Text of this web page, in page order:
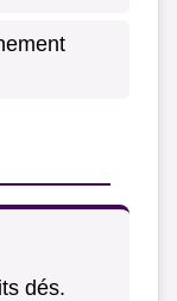
dés.